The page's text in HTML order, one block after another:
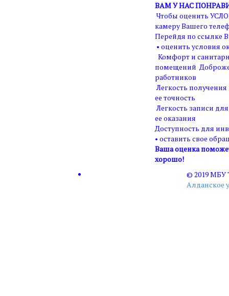
ВАМ У НАС
Чтобы оценить
камеру Вашего
Перейдя по ссылке
• оценить условия
Комфорт и
помещений
работников
Легкость
ее точность
Легкость записи
ее оказания
Доступность для
• оставить свое
Ваша оценка
хорошо!
© 2019
Алданское